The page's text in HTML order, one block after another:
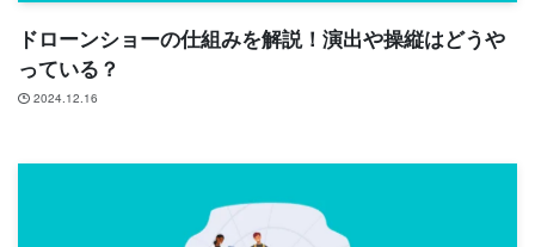
ドローンショーの仕組みを解説！演出や操縦はどうや
っている？
2024.12.16